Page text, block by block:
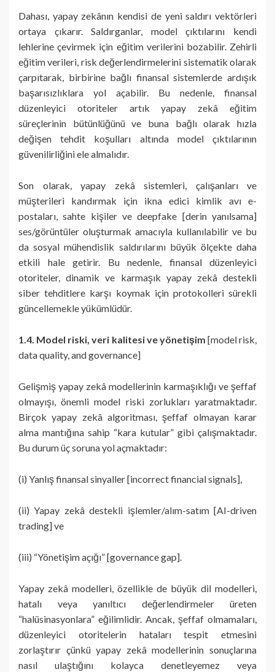
Dahası, yapay zekânın kendisi de yeni saldırı vektörleri
ortaya çıkarır. Saldırganlar, model çıktılarını kendi
lehlerine çevirmek için eğitim verilerini bozabilir. Zehirli
eğitim verileri, risk değerlendirmelerini sistematik olarak
çarpıtarak, birbirine bağlı finansal sistemlerde ardışık
başarısızlıklara yol açabilir. Bu nedenle, finansal
düzenleyici otoriteler artık yapay zekâ eğitim
süreçlerinin bütünlüğünü ve buna bağlı olarak hızla
değişen tehdit koşulları altında model çıktılarının
güvenilirliğini ele almalıdır.
Son olarak, yapay zekâ sistemleri, çalışanları ve
müşterileri kandırmak için ikna edici kimlik avı e-
postaları, sahte kişiler ve deepfake [derin yanılsama]
ses/görüntüler oluşturmak amacıyla kullanılabilir ve bu
da sosyal mühendislik saldırılarını büyük ölçekte daha
etkili hale getirir. Bu nedenle, finansal düzenleyici
otoriteler, dinamik ve karmaşık yapay zekâ destekli
siber tehditlere karşı koymak için protokolleri sürekli
güncellemekle yükümlüdür.
1.4. Model riski, veri kalitesi ve yönetişim [model risk,
data quality, and governance]
Gelişmiş yapay zekâ modellerinin karmaşıklığı ve şeffaf
olmayışı, önemli model riski zorlukları yaratmaktadır.
Birçok yapay zekâ algoritması, şeffaf olmayan karar
alma mantığına sahip “kara kutular” gibi çalışmaktadır.
Bu durum üç soruna yol açmaktadır:
(i) Yanlış finansal sinyaller [incorrect financial signals],
(ii) Yapay zekâ destekli işlemler/alım-satım [AI-driven
trading] ve
(iii) “Yönetişim açığı” [governance gap].
Yapay zekâ modelleri, özellikle de büyük dil modelleri,
hatalı veya yanıltıcı değerlendirmeler üreten
“halüsinasyonlara” eğilimlidir. Ancak, şeffaf olmamaları,
düzenleyici otoritelerin hataları tespit etmesini
zorlaştırır çünkü yapay zekâ modellerinin sonuçlarına
nasıl ulaştığını kolayca denetleyemez veya